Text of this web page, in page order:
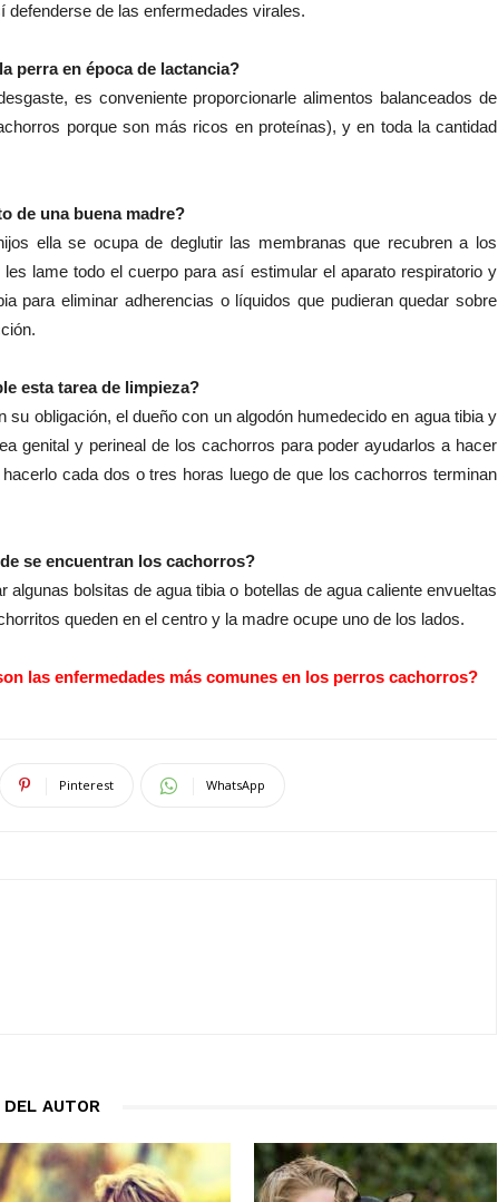
de las enfermedades virales.
perra en época de lactancia?
es conveniente proporcionarle alimentos balanceados de
porque son más ricos en proteínas), y en toda la cantidad
de una buena madre?
ella se ocupa de deglutir las membranas que recubren a los
lame todo el cuerpo para así estimular el aparato respiratorio y
para eliminar adherencias o líquidos que pudieran quedar sobre
esta tarea de limpieza?
obligación, el dueño con un algodón humedecido en agua tibia y
genital y perineal de los cachorros para poder ayudarlos a hacer
cada dos o tres horas luego de que los cachorros terminan
se encuentran los cachorros?
bolsitas de agua tibia o botellas de agua caliente envueltas
queden en el centro y la madre ocupe uno de los lados.
las enfermedades más comunes en los perros cachorros?
Pinterest WhatsApp
DEL AUTOR